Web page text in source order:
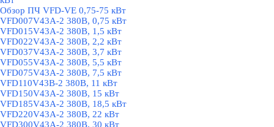
Обзор ПЧ VFD-VE 0,75-75 кВт
VFD007V43A-2 380В, 0,75 кВт
VFD015V43A-2 380В, 1,5 кВт
VFD022V43A-2 380В, 2,2 кВт
VFD037V43A-2 380В, 3,7 кВт
VFD055V43A-2 380В, 5,5 кВт
VFD075V43A-2 380В, 7,5 кВт
VFD110V43B-2 380В, 11 кВт
VFD150V43A-2 380В, 15 кВт
VFD185V43A-2 380В, 18,5 кВт
VFD220V43A-2 380В, 22 кВт
VFD300V43A-2 380В, 30 кВт